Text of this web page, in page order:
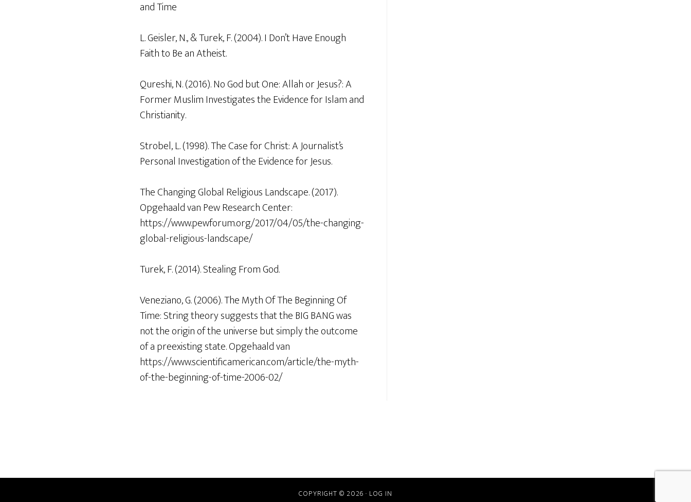
and Time
L. Geisler, N., & Turek, F. (2004). I Don’t Have Enough
Faith to Be an Atheist.
Qureshi, N. (2016). No God but One: Allah or Jesus?: A
Former Muslim Investigates the Evidence for Islam and
Christianity.
Strobel, L. (1998). The Case for Christ: A Journalist’s
Personal Investigation of the Evidence for Jesus.
The Changing Global Religious Landscape. (2017).
Opgehaald van Pew Research Center:
https://www.pewforum.org/2017/04/05/the-changing-
global-religious-landscape/
Turek, F. (2014). Stealing From God.
Veneziano, G. (2006). The Myth Of The Beginning Of
Time: String theory suggests that the BIG BANG was
not the origin of the universe but simply the outcome
of a preexisting state. Opgehaald van
https://www.scientificamerican.com/article/the-myth-
of-the-beginning-of-time-2006-02/
COPYRIGHT © 2026 · LOG IN